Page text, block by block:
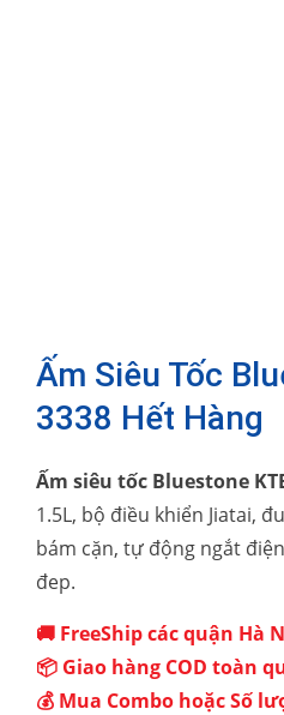
Ấm Siêu Tốc
3338 Hết Hàng
Ấm siêu tốc Bluestone
1.5L, bộ điều khiển Jiatai,
bám cặn, tự động ngắt
đep.
🚚 FreeShip các quận Hà
📦 Giao hàng COD toàn
💰 Mua Combo hoặc Số